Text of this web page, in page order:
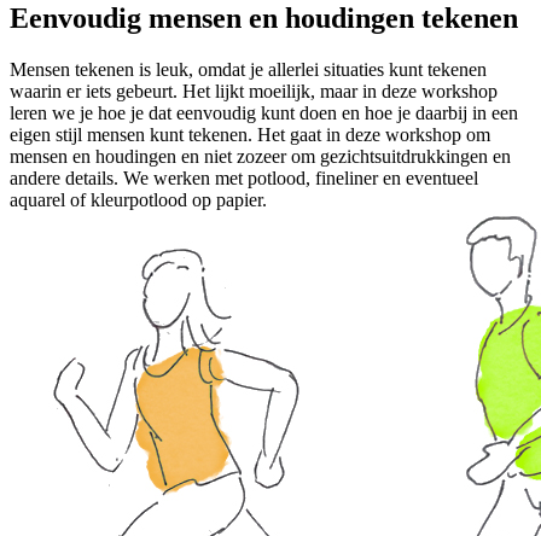
Eenvoudig mensen en houdingen tekenen
Mensen tekenen is leuk, omdat je allerlei situaties kunt tekenen
waarin er iets gebeurt. Het lijkt moeilijk, maar in deze workshop
leren we je hoe je dat eenvoudig kunt doen en hoe je daarbij in een
eigen stijl mensen kunt tekenen. Het gaat in deze workshop om
mensen en houdingen en niet zozeer om gezichtsuitdrukkingen en
andere details. We werken met potlood, fineliner en eventueel
aquarel of kleurpotlood op papier.